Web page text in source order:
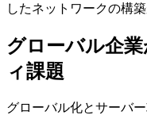
したネットワークの構
グローバル企
ィ課題
グローバル化とサーバ